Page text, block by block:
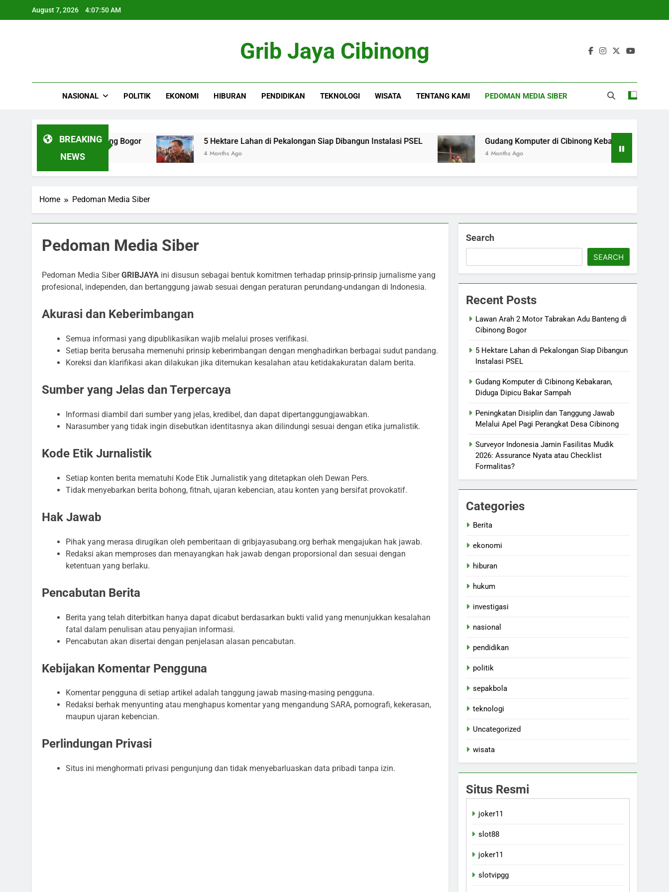
August 7, 2026 4:07:51 AM
Grib Jaya Cibinong
NASIONAL POLITIK EKONOMI HIBURAN PENDIDIKAN TEKNOLOGI WISATA TENTANG KAMI PEDOMAN MEDIA SIBER
BREAKING
NEWS
Adu Banteng di Cibinong Bogor 5 Hektare Lahan di Pekalongan Siap Dibangun Instalasi PSEL
4 Months Ago
Gudang Komputer di Cibinong Kebakaran, Diduga Dipicu
4 Months Ago
Home Pedoman Media Siber
Pedoman Media Siber
Pedoman Media SiberGRIBJAYA ini disusun sebagai bentuk komitmen terhadap prinsip-prinsip jurnalisme yang
profesional, independen, dan bertanggung jawab sesuai dengan peraturan perundang-undangan di Indonesia.
Akurasi dan Keberimbangan
Semua informasi yang dipublikasikan wajib melalui proses verifikasi.
Setiap berita berusaha memenuhi prinsip keberimbangan dengan menghadirkan berbagai sudut pandang.
Koreksi dan klarifikasi akan dilakukan jika ditemukan kesalahan atau ketidakakuratan dalam berita.
Sumber yang Jelas dan Terpercaya
Informasi diambil dari sumber yang jelas, kredibel, dan dapat dipertanggungjawabkan.
Narasumber yang tidak ingin disebutkan identitasnya akan dilindungi sesuai dengan etika jurnalistik.
Kode Etik Jurnalistik
Setiap konten berita mematuhi Kode Etik Jurnalistik yang ditetapkan oleh Dewan Pers.
Tidak menyebarkan berita bohong, fitnah, ujaran kebencian, atau konten yang bersifat provokatif.
Hak Jawab
Pihak yang merasa dirugikan oleh pemberitaan di gribjayasubang.org berhak mengajukan hak jawab.
Redaksi akan memproses dan menayangkan hak jawab dengan proporsional dan sesuai dengan
ketentuan yang berlaku.
Pencabutan Berita
Berita yang telah diterbitkan hanya dapat dicabut berdasarkan bukti valid yang menunjukkan kesalahan
fatal dalam penulisan atau penyajian informasi.
Pencabutan akan disertai dengan penjelasan alasan pencabutan.
Kebijakan Komentar Pengguna
Komentar pengguna di setiap artikel adalah tanggung jawab masing-masing pengguna.
Redaksi berhak menyunting atau menghapus komentar yang mengandung SARA, pornografi, kekerasan,
maupun ujaran kebencian.
Perlindungan Privasi
Situs ini menghormati privasi pengunjung dan tidak menyebarluaskan data pribadi tanpa izin.
Search
SEARCH
Recent Posts
Lawan Arah 2 Motor Tabrakan Adu Banteng di
Cibinong Bogor
5 Hektare Lahan di Pekalongan Siap Dibangun
Instalasi PSEL
Gudang Komputer di Cibinong Kebakaran,
Diduga Dipicu Bakar Sampah
Peningkatan Disiplin dan Tanggung Jawab
Melalui Apel Pagi Perangkat Desa Cibinong
Surveyor Indonesia Jamin Fasilitas Mudik
2026: Assurance Nyata atau Checklist
Formalitas?
Categories
Berita
ekonomi
hiburan
hukum
investigasi
nasional
pendidikan
politik
sepakbola
teknologi
Uncategorized
wisata
Situs Resmi
joker11
slot88
joker11
slotvipgg